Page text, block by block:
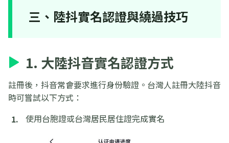
三、陸抖實名認證與繞過技巧
1. 大陸抖音實名認證方式
註冊後，抖音常會要求進行身份驗證。台灣人註冊大陸抖音
時可嘗試以下方式：
使用台胞證或台灣居民居住證完成實名